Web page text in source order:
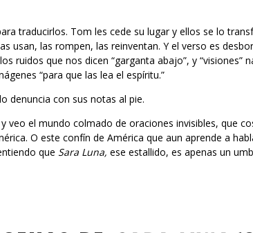
traducirlos. Tom les cede su lugar y ellos se lo
usan, las rompen, las reinventan. Y el verso es
ruidos que nos dicen “garganta abajo”, y “visiones”
“para que las lea el espíritu.”
denuncia con sus notas al pie.
veo el mundo colmado de oraciones invisibles, que
O este confín de América que aun aprende a
que Sara Luna, ese estallido, es apenas un